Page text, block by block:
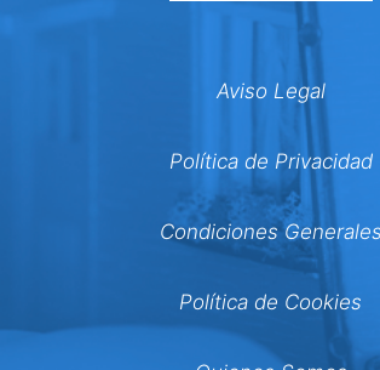
Aviso Legal
Política de Privacidad
Condiciones Generales
Política de Cookies